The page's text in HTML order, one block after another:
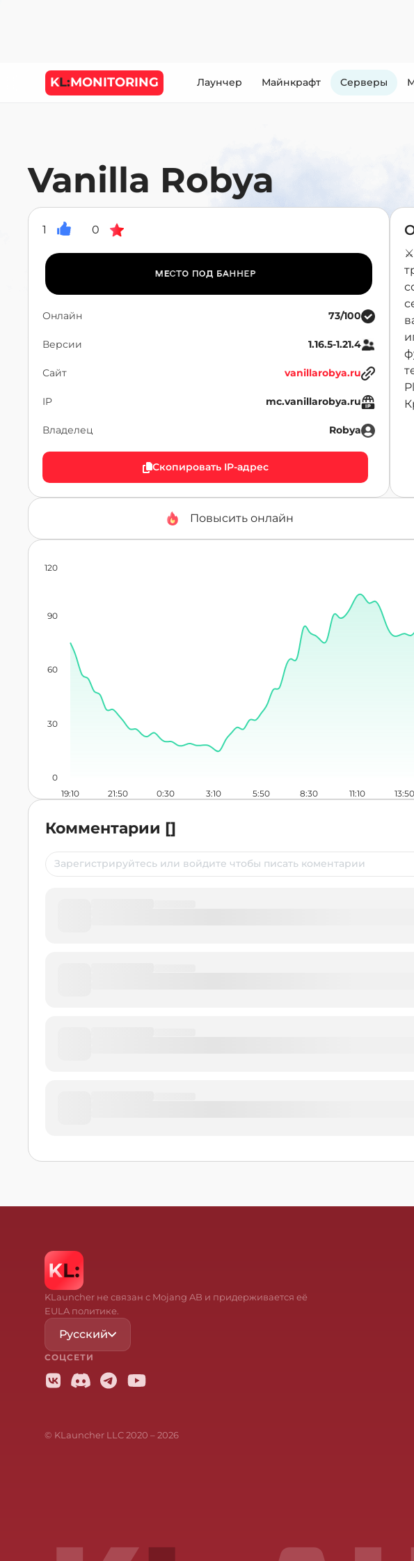
KL:MONITORING Лаунчер Майнкрафт Cерверы
Vanilla Robya
1 0
Онлайн 73/100
Версии 1.16.5-1.21.4
Сайт vanillarobya.ru
IP mc.vanillarobya.ru
Владелец Robya
Скопировать IP-адрес
Повысить онлайн
19:10 21:50 0:30 3:10 5:50 8:30 11:10 13:50
0
30
60
90
120
Комментарии []
KLauncher не связан с Mojang AB и придерживается её
EULA политике.
Русский
СОЦСЕТИ
© KLauncher LLC 2020 –2026